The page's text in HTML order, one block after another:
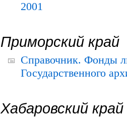
2001
Приморский край
Справочник. Фонды
Государственного
Хабаровский край